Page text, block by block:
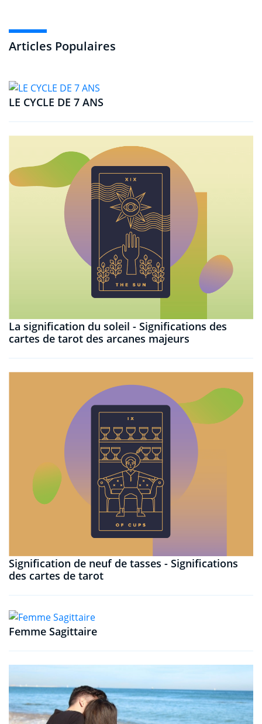
Articles Populaires
LE CYCLE DE 7 ANS
La signification du soleil - Significations des
cartes de tarot des arcanes majeurs
Signification de neuf de tasses - Significations
des cartes de tarot
Femme Sagittaire